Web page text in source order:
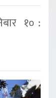
१० :